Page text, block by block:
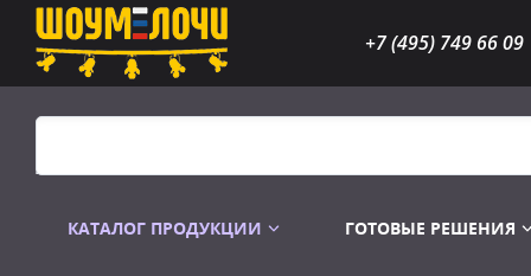
+7 (495) 749 66 09
КАТАЛОГ ПРОДУКЦИИ ГОТОВЫЕ РЕШЕНИЯ